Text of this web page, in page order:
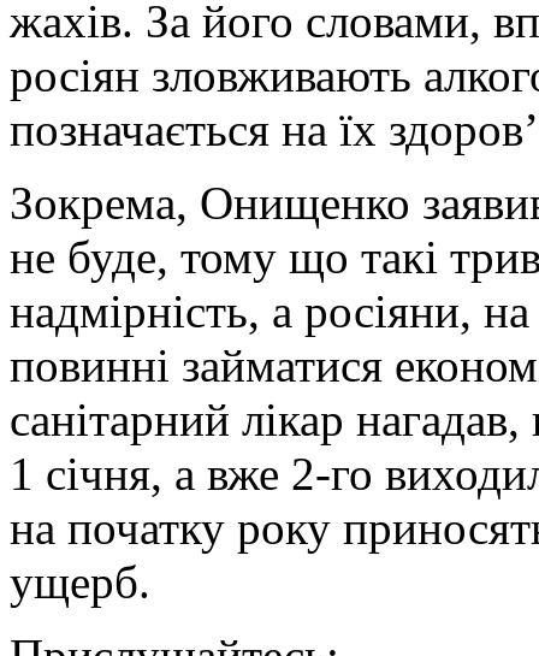
жахів. За його словами,
росіян зловживають
позначається на їх
Зокрема, Онищенко
не буде, тому що такі
надмірність, а росіяни,
повинні займатися
санітарний лікар
1 січня, а вже 2-го
на початку року
ущерб.